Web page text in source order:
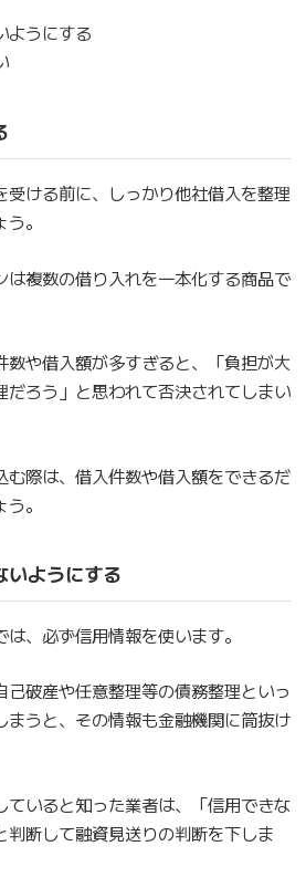
ようにする
受ける前に、しっかり他社借入を整理
。
は複数の借り入れを一本化する商品で
数や借入額が多すぎると、「負担が大
だろう」と思われて否決されてしまい
む際は、借入件数や借入額をできるだ
。
いようにする
、必ず信用情報を使います。
己破産や任意整理等の債務整理といっ
まうと、その情報も金融機関に筒抜け
ていると知った業者は、「信用できな
判断して融資見送りの判断を下しま